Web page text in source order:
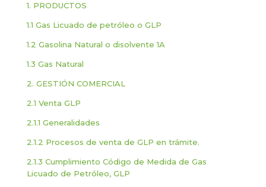
1. PRODUCTOS
1.1 Gas Licuado de petróleo o GLP
1.2 Gasolina Natural o disolvente 1A
1.3 Gas Natural
2. GESTIÓN COMERCIAL
2.1 Venta GLP
2.1.1 Generalidades
2.1.2 Procesos de venta de GLP en trámite.
2.1.3 Cumplimiento Código de Medida de Gas
Licuado de Petróleo, GLP